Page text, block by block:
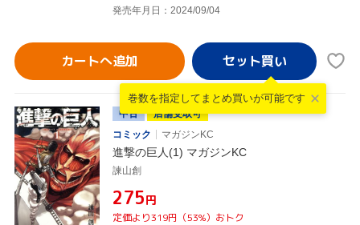
発売年月日：2024/09/04
カートへ追加
巻数を指定して まとめ買いが可能です
中古
店舗受取可
コミック
マガジンKC
進撃の巨人(1) マガジンKC
諫山創
¥275円
定価より319円（53%）おトク